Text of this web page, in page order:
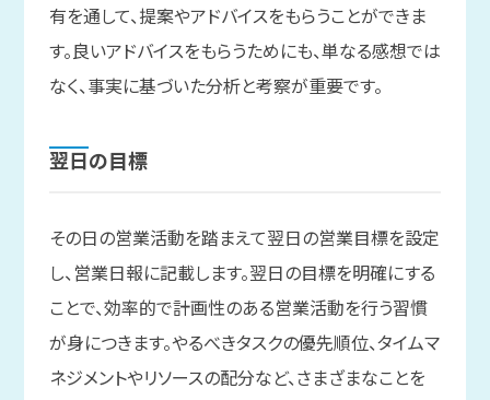
有を通して、提案やアドバイスをもらうことができま
す。良いアドバイスをもらうためにも、単なる感想では
なく、事実に基づいた分析と考察が重要です。
翌日の目標
その日の営業活動を踏まえて翌日の営業目標を設定
し、営業日報に記載します。翌日の目標を明確にする
ことで、効率的で計画性のある営業活動を行う習慣
が身につきます。やるべきタスクの優先順位、タイムマ
ネジメントやリソースの配分など、さまざまなことを